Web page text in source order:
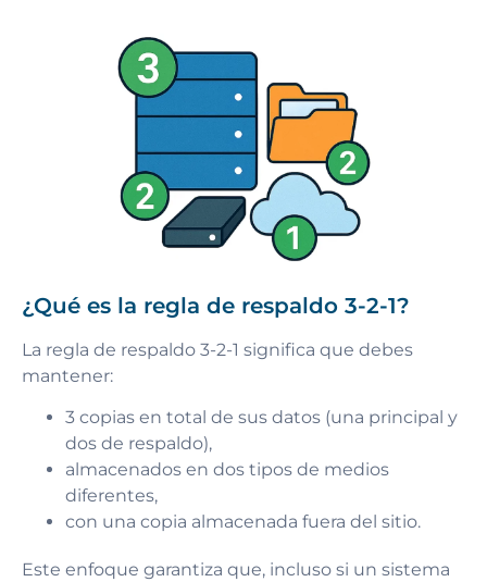
¿Qué es la regla de respaldo 3-2-1?
La regla de respaldo 3-2-1 significa que debes
mantener:
3 copias en total de sus datos (una principal y
dos de respaldo),
almacenados en dos tipos de medios
diferentes,
con una copia almacenada fuera del sitio.
Este enfoque garantiza que, incluso si un sistema